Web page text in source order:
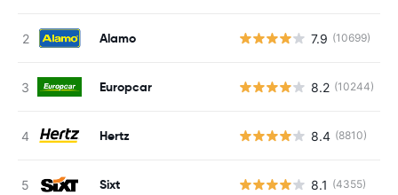
Alamo 7.9 (10699)
Europcar 8.2 (10244)
Hertz 8.4 (8810)
Sixt 8.1 (4355)